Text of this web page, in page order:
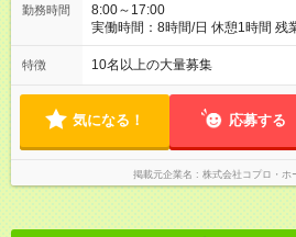
勤務時間
8:00～17:00
実働時間：8時間/日 休憩1時間 残業はほとんどなく、定時で帰れ
る日が多い働き方です。 毎日の
ので、 「今日やるべき仕事」が終
方を大切にしています。
特徴 10名以上の大量募集
気になる！ 応募する
掲載元企業名 株式会社コプロ・ホ